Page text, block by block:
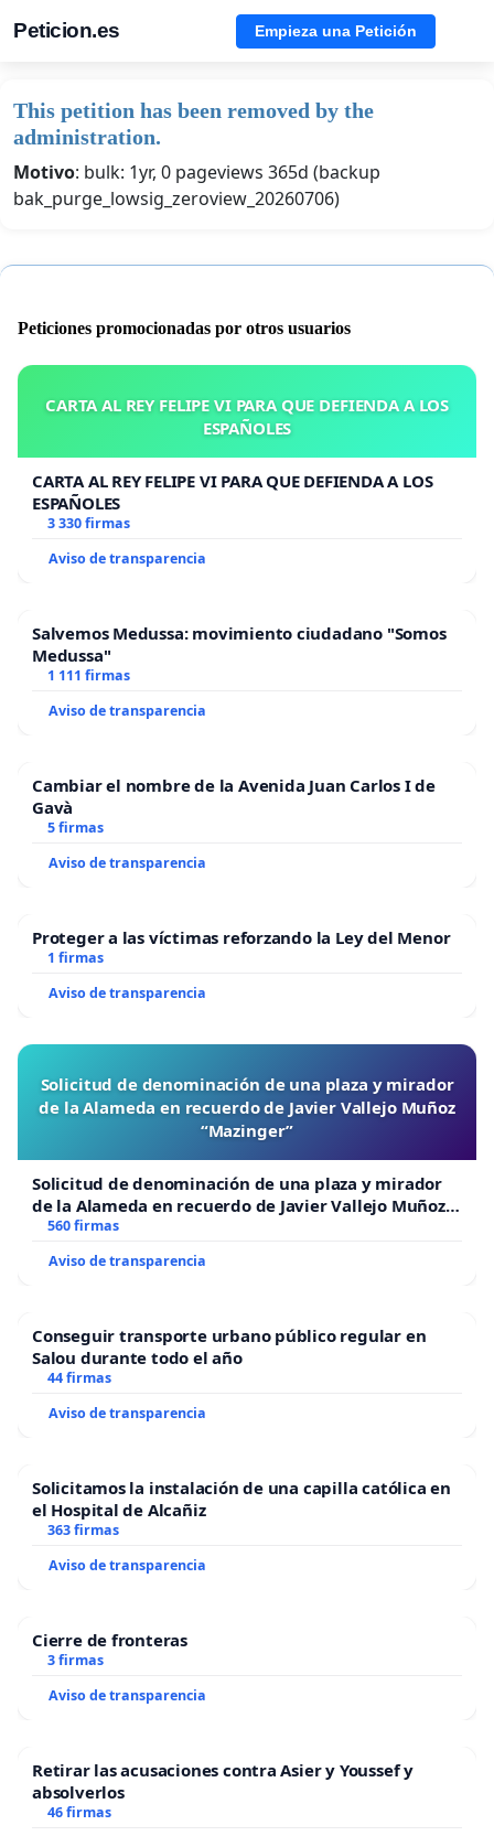
Peticion.es Empieza una Petición
This petition has been removed by the
administration.
Motivo: bulk: 1yr, 0 pageviews 365d (backup
bak_purge_lowsig_zeroview_20260706)
Peticiones promocionadas por otros usuarios
CARTA AL REY FELIPE VI PARA QUE DEFIENDA A LOS
ESPAÑOLES
CARTA AL REY FELIPE VI PARA QUE DEFIENDA A LOS
ESPAÑOLES
3 330 firmas
Aviso de transparencia
Salvemos Medussa: movimiento ciudadano "Somos
Medussa"
1 111 firmas
Aviso de transparencia
Cambiar el nombre de la Avenida Juan Carlos I de
Gavà
5 firmas
Aviso de transparencia
Proteger a las víctimas reforzando la Ley del Menor
1 firmas
Aviso de transparencia
Solicitud de denominación de una plaza y mirador
de la Alameda en recuerdo de Javier Vallejo Muñoz
“Mazinger”
Solicitud de denominación de una plaza y mirador
de la Alameda en recuerdo de Javier Vallejo Muñoz
“Mazinger”
560 firmas
Aviso de transparencia
Conseguir transporte urbano público regular en
Salou durante todo el año
44 firmas
Aviso de transparencia
Solicitamos la instalación de una capilla católica en
el Hospital de Alcañiz
363 firmas
Aviso de transparencia
Cierre de fronteras
3 firmas
Aviso de transparencia
Retirar las acusaciones contra Asier y Youssef y
absolverlos
46 firmas